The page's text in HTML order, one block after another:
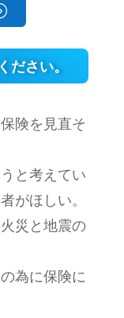
ださい。
険を見直そ
と考えてい
がほしい。
災と地震の
為に保険に